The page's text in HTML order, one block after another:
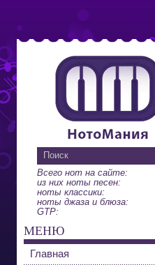
Всего нот на сайте:
из них ноты песен:
ноты классики:
ноты джаза и блюза:
GTP:
МЕНЮ
Главная